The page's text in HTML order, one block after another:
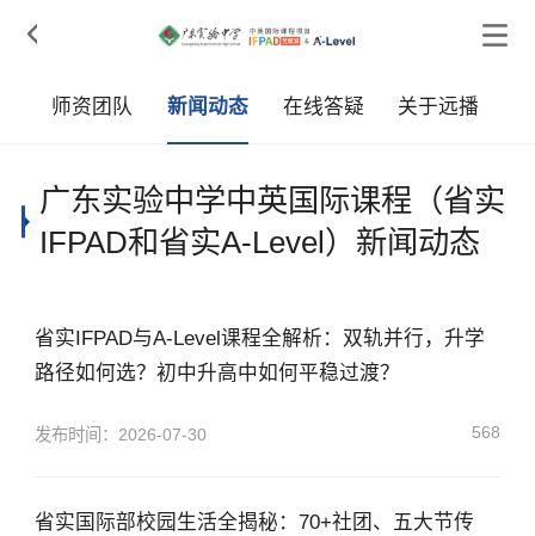

师资团队 新闻动态 在线答疑 关于远播
广东实验中学中英国际课程（省实
IFPAD和省实A-Level）新闻动态
省实IFPAD与A-Level课程全解析：双轨并行，升学
路径如何选？初中升高中如何平稳过渡？
568
发布时间：2026-07-30
省实国际部校园生活全揭秘：70+社团、五大节传